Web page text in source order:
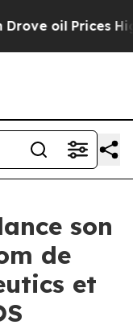
Prices Higher,
son
de
et